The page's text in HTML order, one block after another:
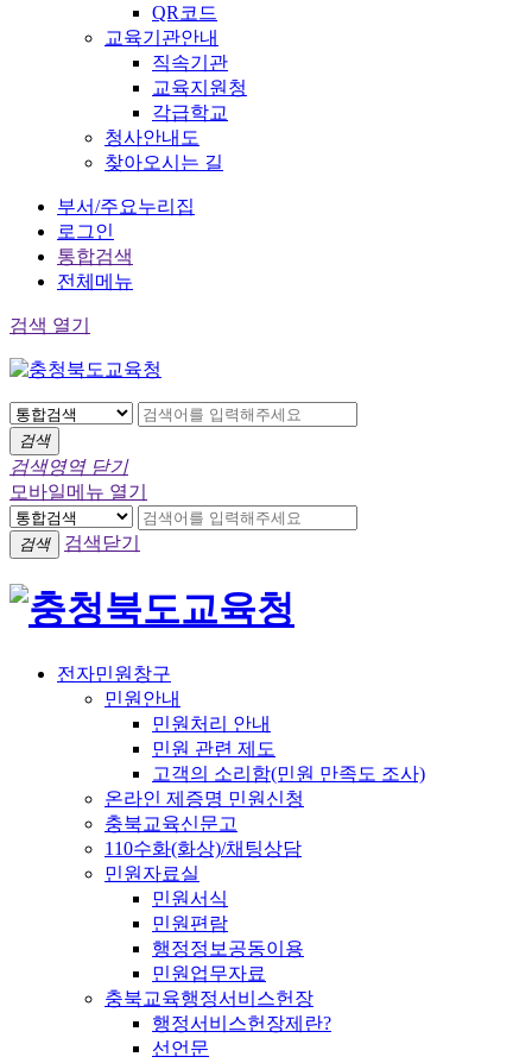
QR코드
교육기관안내
직속기관
교육지원청
각급학교
청사안내도
찾아오시는 길
부서/주요누리집
로그인
통합검색
전체메뉴
검색 열기
검색
검색영역 닫기
모바일메뉴 열기
검색 검색닫기
전자민원창구
민원안내
민원처리 안내
민원 관련 제도
고객의 소리함(민원 만족도 조사)
온라인 제증명 민원신청
충북교육신문고
110수화(화상)/채팅상담
민원자료실
민원서식
민원편람
행정정보공동이용
민원업무자료
충북교육행정서비스헌장
행정서비스헌장제란?
선언문